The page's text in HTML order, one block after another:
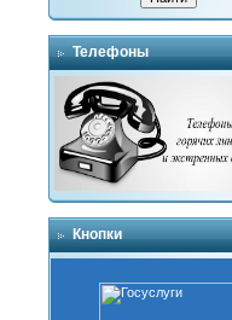
Телефоны
Кнопки